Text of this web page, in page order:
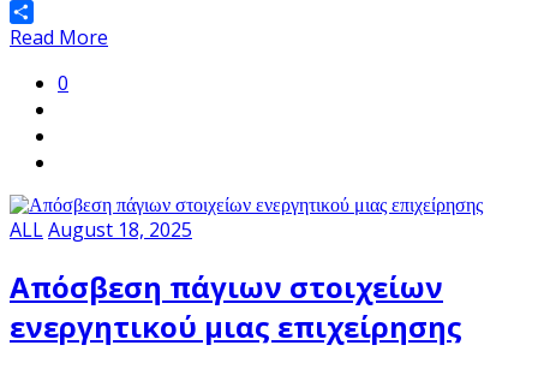
Gmail
Share
Read More
0
ALLAugust 18, 2025
Απόσβεση πάγιων στοιχείων
ενεργητικού μιας επιχείρησης